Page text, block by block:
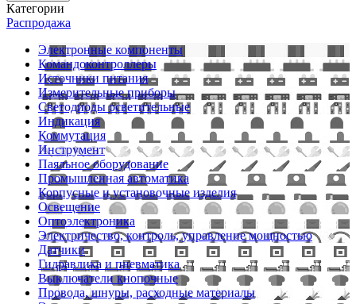
Категории
Распродажа
Электронные компоненты
Командоконтроллеры
Источники питания
Измерительные приборы
Светодиоды осветительные
Индикация
Коммутация
Инструмент
Паяльное оборудование
Промышленная автоматика
Корпусные и установочные изделия
Освещение
Оптоэлектроника
Электричество, контроль, управление мощностью
Датчики
Гидравлика и пневматика
Выключатели кнопочные
Провода, шнуры, расходные материалы